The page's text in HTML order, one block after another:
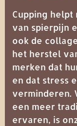
Cupping
van spierpijn
ook de
het herstel
merken dat
en dat stress
verminderen.
een meer
ervaren, is